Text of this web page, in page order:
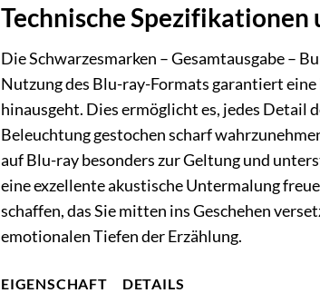
Technische
Die Schwarzesmarken – Gesamtausgabe –
Nutzung des Blu-ray-Formats garantiert
hinausgeht. Dies ermöglicht es, jedes Detail
Beleuchtung gestochen scharf
auf Blu-ray besonders zur Geltung und
eine exzellente akustische Untermalung
schaffen, das Sie mitten ins Geschehen
emotionalen Tiefen der Erzählung.
EIGENSCHAFT
DETAILS